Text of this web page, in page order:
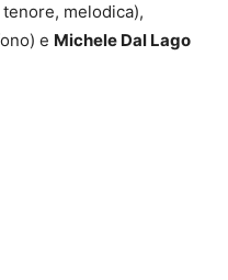
melodica),
e Michele Dal Lago